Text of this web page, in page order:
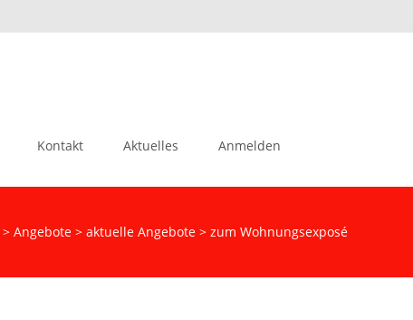
Kontakt Aktuelles Anmelden
> Angebote > aktuelle Angebote > zum Wohnungsexposé